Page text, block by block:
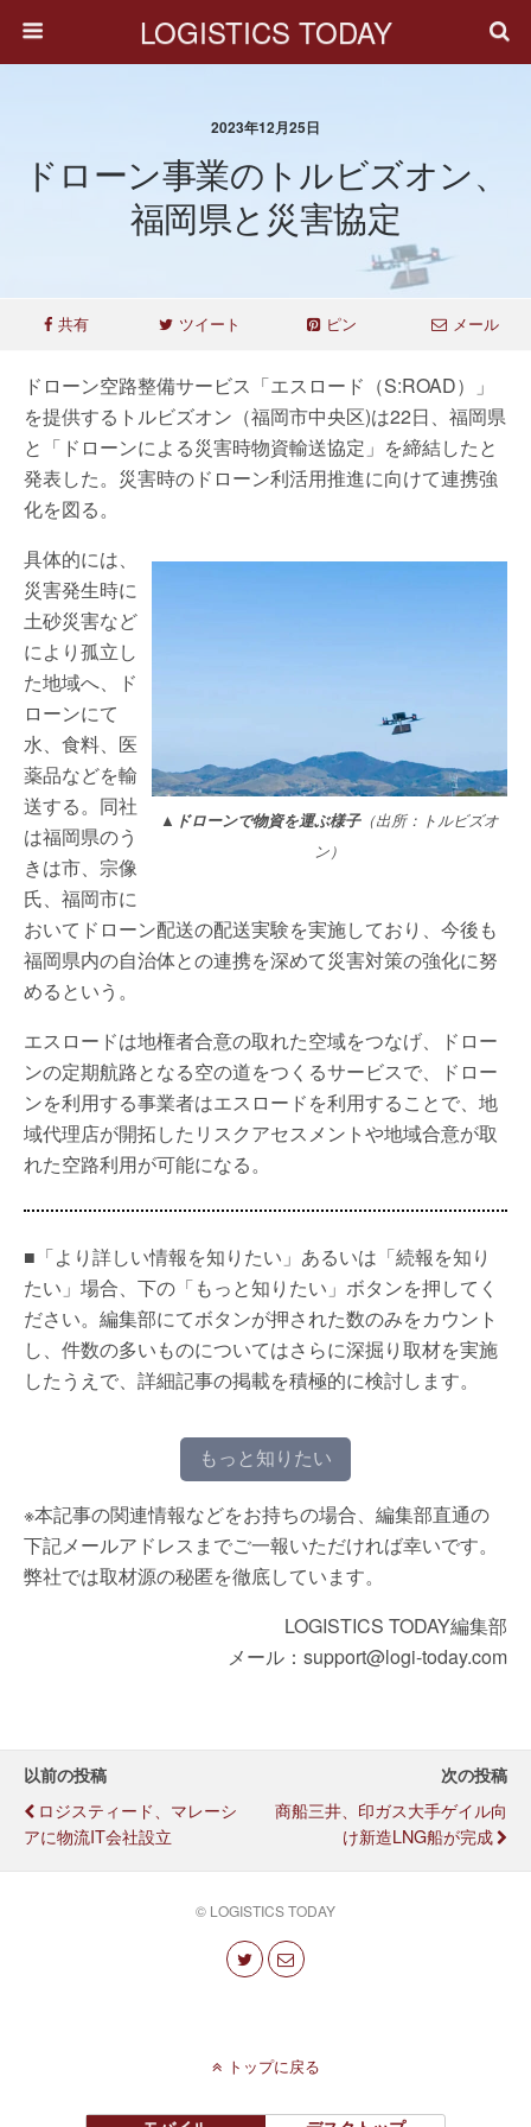
LOGISTICS TODAY
2023年12月25日
ドローン事業のトルビズオン、
福岡県と災害協定
共有 ツイート ピン メール
ドローン空路整備サービス「エスロード（S:ROAD）」
を提供するトルビズオン（福岡市中央区)は22日、福岡県
と「ドローンによる災害時物資輸送協定」を締結したと
発表した。災害時のドローン利活用推進に向けて連携強
化を図る。
▲ドローンで物資を運ぶ様子（出所：トルビズオ
ン）
具体的には、
災害発生時に
土砂災害など
により孤立し
た地域へ、ド
ローンにて
水、食料、医
薬品などを輸
送する。同社
は福岡県のう
きは市、宗像
氏、福岡市に
おいてドローン配送の配送実験を実施しており、今後も
福岡県内の自治体との連携を深めて災害対策の強化に努
めるという。
エスロードは地権者合意の取れた空域をつなげ、ドロー
ンの定期航路となる空の道をつくるサービスで、ドロー
ンを利用する事業者はエスロードを利用することで、地
域代理店が開拓したリスクアセスメントや地域合意が取
れた空路利用が可能になる。
■「より詳しい情報を知りたい」あるいは「続報を知り
たい」場合、下の「もっと知りたい」ボタンを押してく
ださい。編集部にてボタンが押された数のみをカウント
し、件数の多いものについてはさらに深掘り取材を実施
したうえで、詳細記事の掲載を積極的に検討します。
もっと知りたい
※本記事の関連情報などをお持ちの場合、編集部直通の
下記メールアドレスまでご一報いただければ幸いです。
弊社では取材源の秘匿を徹底しています。
LOGISTICS TODAY編集部
メール：support@logi-today.com
以前の投稿
ロジスティード、マレーシ
アに物流IT会社設立
次の投稿
商船三井、印ガス大手ゲイル向
け新造LNG船が完成
© LOGISTICS TODAY
トップに戻る